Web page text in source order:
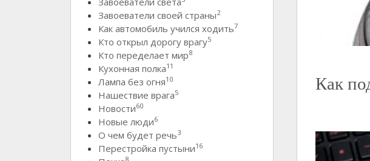
Как
Завоеватели своей страны2
Как автомобиль учился ходить7
Кто открыл дорогу врагу5
Кто переделает мир8
Кухонная полка11
Лампа без огня10
Нашествие врага5
Новости60
Новые люди6
О чем будет речь3
Перестройка пустыни16
8